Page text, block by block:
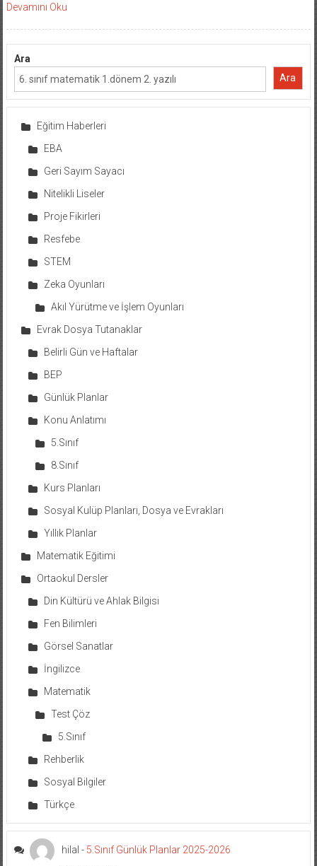
Devamını Oku
Ara
Ara
Eğitim Haberleri
EBA
Geri Sayım Sayacı
Nitelikli Liseler
Proje Fikirleri
Resfebe
STEM
Zeka Oyunları
Akıl Yürütme ve İşlem Oyunları
Evrak Dosya Tutanaklar
Belirli Gün ve Haftalar
BEP
Günlük Planlar
Konu Anlatımı
5.Sınıf
8.Sınıf
Kurs Planları
Sosyal Kulüp Planları, Dosya ve Evrakları
Yıllık Planlar
Matematik Eğitimi
Ortaokul Dersler
Din Kültürü ve Ahlak Bilgisi
Fen Bilimleri
Görsel Sanatlar
İngilizce
Matematik
Test Çöz
5.Sınıf
Rehberlik
Sosyal Bilgiler
Türkçe
hilal - 5.Sınıf Günlük Planlar 2025-2026